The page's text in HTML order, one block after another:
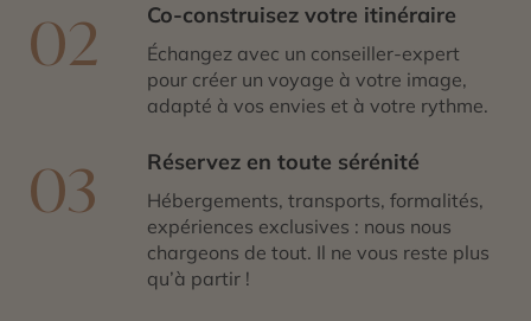
02 Co-construisez votre itinéraire
Échangez avec un conseiller-expert
pour créer un voyage à votre image,
adapté à vos envies et à votre rythme.
03 Réservez en toute sérénité
Hébergements, transports, formalités,
expériences exclusives : nous nous
chargeons de tout. Il ne vous reste plus
qu’à partir !